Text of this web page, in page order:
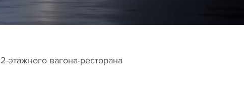
вагона-ресторана